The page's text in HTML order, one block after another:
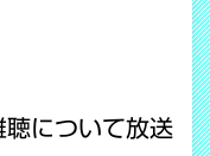
について放送